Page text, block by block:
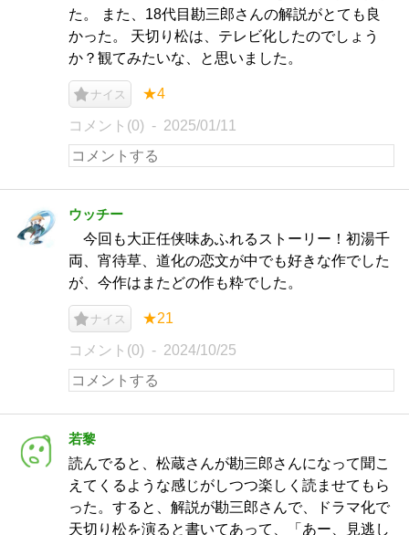
た。 また、18代目勘三郎さんの解説がとても良
かった。 天切り松は、テレビ化したのでしょう
か？観てみたいな、と思いました。
ナイス ★4
コメント(0) 2025/01/11
ウッチー
今回も大正任侠味あふれるストーリー！初湯千
両、宵待草、道化の恋文が中でも好きな作でした
が、今作はまたどの作も粋でした。
ナイス ★21
コメント(0) 2024/10/25
若黎
読んでると、松蔵さんが勘三郎さんになって聞こ
えてくるような感じがしつつ楽しく読ませてもら
った。すると、解説が勘三郎さんで、ドラマ化で
天切り松を演ると書いてあって、「あー、見逃し